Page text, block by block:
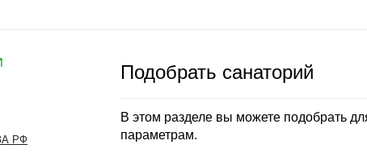
Подобрать санаторий
В этом разделе вы можете подобрать
параметрам.
РФ